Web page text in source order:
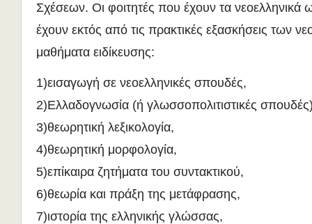
Σχέσεων. Οι φοιτητές που έχουν τα
έχουν εκτός από τις πρακτικές εξασκήσεις των
μαθήματα ειδίκευσης:
1)εισαγωγή σε νεοελληνικές σπουδές,
2)Ελλαδογνωσία (ή γλωσσοπολιτιστικές
3)θεωρητική λεξικολογία,
4)θεωρητική μορφολογία,
5)επίκαιρα ζητήματα του συντακτικού,
6)θεωρία και πράξη της μετάφρασης,
7)ιστορία της ελληνικής γλώσσας,